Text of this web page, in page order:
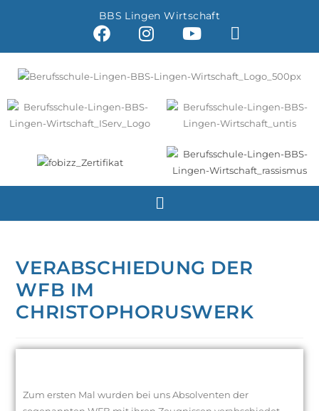
BBS Lingen Wirtschaft
VERABSCHIEDUNG DER
WFB IM
CHRISTOPHORUSWERK
Zum ersten Mal wurden bei uns Absolventen der